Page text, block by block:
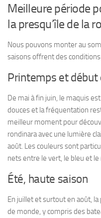
Meilleure période
la presqu’île de la
Nous pouvons monter au
saisons offrent des
Printemps et début
De mai à fin juin, le maquis
douces et la fréquentation
meilleur moment pour
rondinara avec une lumière
août. Les couleurs sont
nets entre le vert, le bleu et
Été, haute saison
En juillet et surtout en août,
de monde, y compris des